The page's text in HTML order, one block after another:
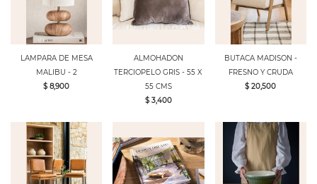
LAMPARA DE MESA
MALIBU - 2
$ 8,900
ALMOHADON
TERCIOPELO GRIS - 55 X
55 CMS
$ 3,400
BUTACA MADISON -
FRESNO Y CRUDA
$ 20,500